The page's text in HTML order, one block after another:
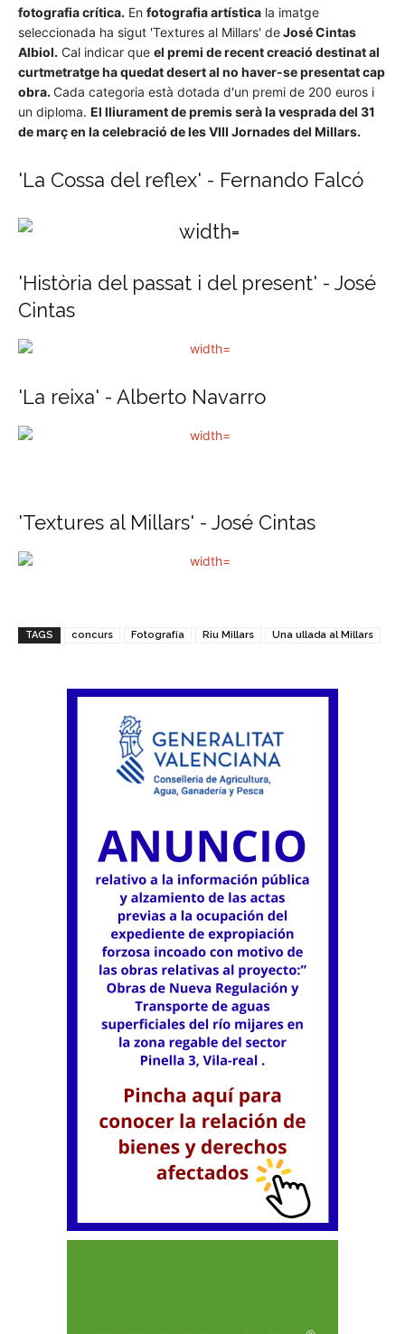
fotografia crítica. En fotografia artística la imatge
seleccionada ha sigut 'Textures al Millars' deJosé Cintas
Albiol. Cal indicar que el premi de recent creació destinat al
curtmetratge ha quedat desert al no haver-se presentat cap
obra. Cada categoria està dotada d'un premi de 200 euros i
un diploma. El lliurament de premis serà la vesprada del 31
de març en la celebració de les VIII Jornades del Millars.
'La Cossa del reflex' - Fernando Falcó
'Història del passat i del present' - José
Cintas
'La reixa' - Alberto Navarro
'Textures al Millars' - José Cintas
TAGS concurs Fotografía Riu Millars Una ullada al Millars